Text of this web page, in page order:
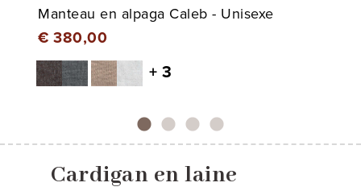
Manteau en alpaga Caleb - Unisexe
€ 380,00
+ 3
Cardigan en laine